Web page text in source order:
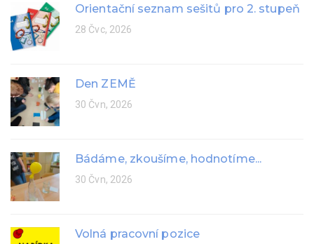
Orientační seznam sešitů pro 2. stupeň
28 Čvc, 2026
Den ZEMĚ
30 Čvn, 2026
Bádáme, zkoušíme, hodnotíme...
30 Čvn, 2026
Volná pracovní pozice